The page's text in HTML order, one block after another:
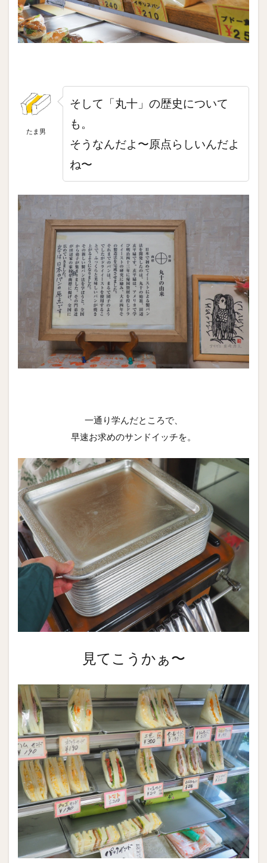
たま男
そして「丸十」の歴史について
も。
そうなんだよ〜原点らしいんだよ
ね〜
一通り学んだところで、
早速お求めのサンドイッチを。
見てこうかぁ〜